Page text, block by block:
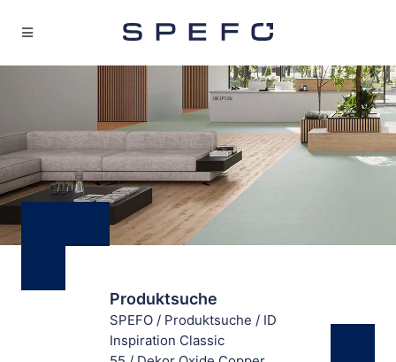
Produktsuche
SPEFO / Produktsuche / ID
Inspiration Classic